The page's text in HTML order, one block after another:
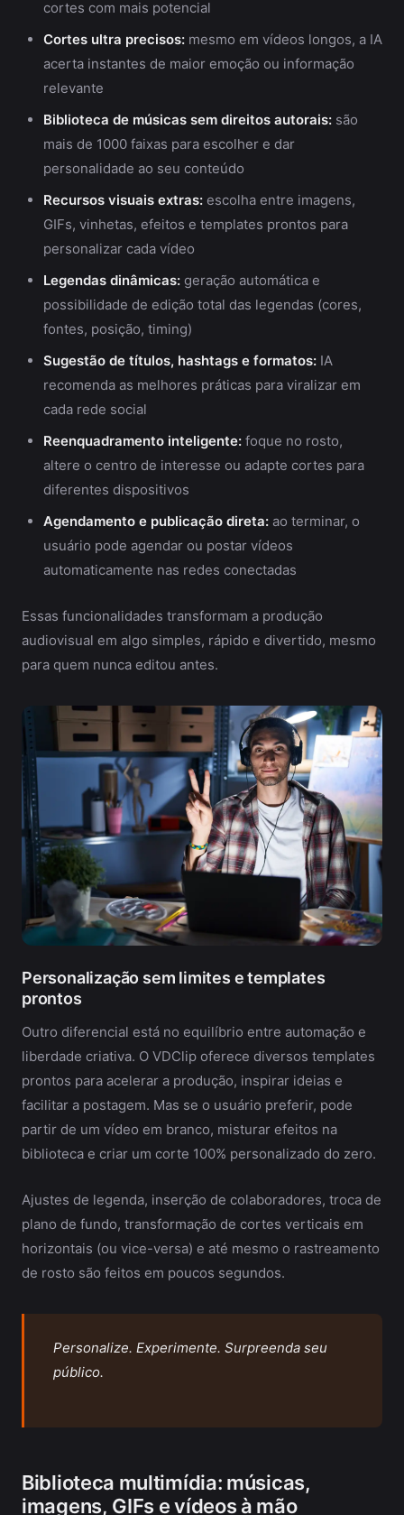
cortes com mais potencial
Cortes ultra precisos: mesmo em vídeos longos, a IA
acerta instantes de maior emoção ou informação
relevante
Biblioteca de músicas sem direitos autorais: são
mais de 1000 faixas para escolher e dar
personalidade ao seu conteúdo
Recursos visuais extras: escolha entre imagens,
GIFs, vinhetas, efeitos e templates prontos para
personalizar cada vídeo
Legendas dinâmicas: geração automática e
possibilidade de edição total das legendas (cores,
fontes, posição, timing)
Sugestão de títulos, hashtags e formatos: IA
recomenda as melhores práticas para viralizar em
cada rede social
Reenquadramento inteligente: foque no rosto,
altere o centro de interesse ou adapte cortes para
diferentes dispositivos
Agendamento e publicação direta: ao terminar, o
usuário pode agendar ou postar vídeos
automaticamente nas redes conectadas
Essas funcionalidades transformam a produção
audiovisual em algo simples, rápido e divertido, mesmo
para quem nunca editou antes.
Personalização sem limites e templates
prontos
Outro diferencial está no equilíbrio entre automação e
liberdade criativa. O VDClip oferece diversos templates
prontos para acelerar a produção, inspirar ideias e
facilitar a postagem. Mas se o usuário preferir, pode
partir de um vídeo em branco, misturar efeitos na
biblioteca e criar um corte 100% personalizado do zero.
Ajustes de legenda, inserção de colaboradores, troca de
plano de fundo, transformação de cortes verticais em
horizontais (ou vice-versa) e até mesmo o rastreamento
de rosto são feitos em poucos segundos.
Personalize. Experimente. Surpreenda seu
público.
Biblioteca multimídia: músicas,
imagens, GIFs e vídeos à mão